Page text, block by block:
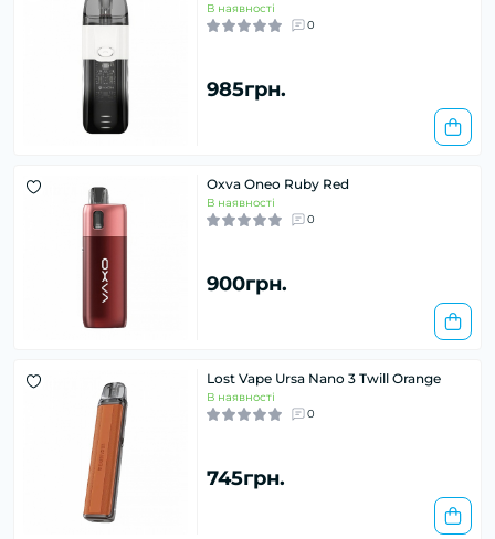
В наявності
0
985грн.
Oxva Oneo Ruby Red
В наявності
0
900грн.
Lost Vape Ursa Nano 3 Twill Orange
В наявності
0
745грн.